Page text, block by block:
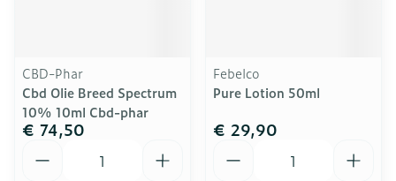
CBD-Phar
Cbd Olie Breed Spectrum
10% 10ml Cbd-phar
€ 74,50
Febelco
Pure Lotion 50ml
€ 29,90